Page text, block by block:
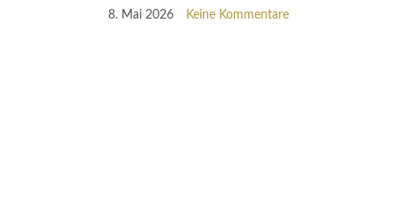
8. Mai 2026 Keine Kommentare